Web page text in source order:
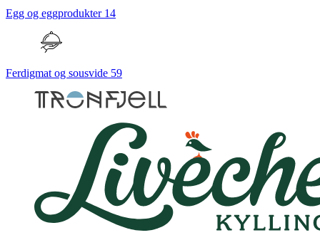
Egg og eggprodukter 14
Ferdigmat og sousvide 59